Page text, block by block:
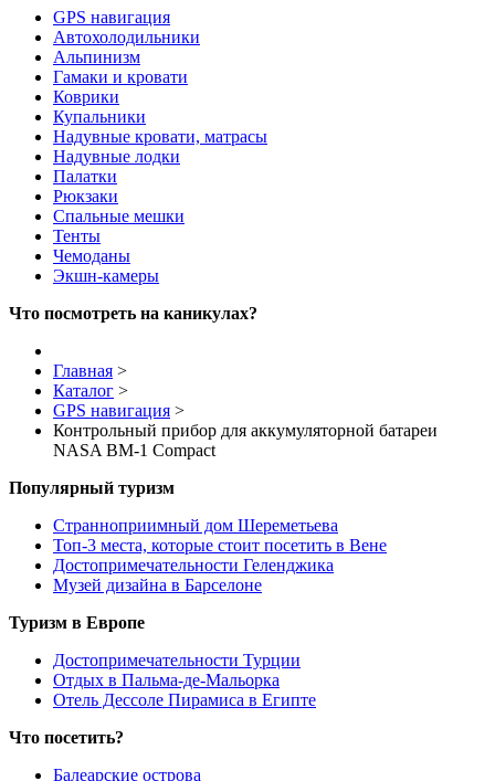
GPS навигация
Автохолодильники
Альпинизм
Гамаки и кровати
Коврики
Купальники
Надувные кровати, матрасы
Надувные лодки
Палатки
Рюкзаки
Спальные мешки
Тенты
Чемоданы
Экшн-камеры
Что посмотреть на каникулах?
Главная >
Каталог >
GPS навигация >
Контрольный прибор для аккумуляторной батареи
NASA BM-1 Compact
Популярный туризм
Странноприимный дом Шереметьева
Топ-3 места, которые стоит посетить в Вене
Достопримечательности Геленджика
Музей дизайна в Барселоне
Туризм в Европе
Достопримечательности Турции
Отдых в Пальма-де-Мальорка
Отель Дессоле Пирамиса в Египте
Что посетить?
Балеарские острова